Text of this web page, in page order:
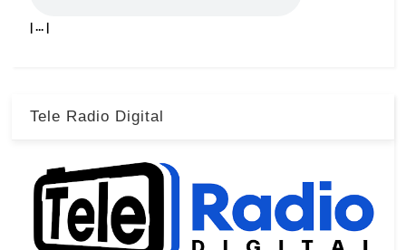
| ... |
Tele Radio Digital